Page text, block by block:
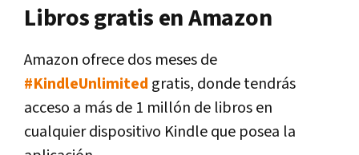
Libros gratis en Amazon
Amazon ofrece dos meses de
#KindleUnlimited gratis, donde tendrás
acceso a más de 1 millón de libros en
cualquier dispositivo Kindle que posea la